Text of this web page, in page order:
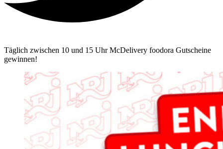
Täglich zwischen 10 und 15 Uhr McDelivery foodora Gutscheine
gewinnen!